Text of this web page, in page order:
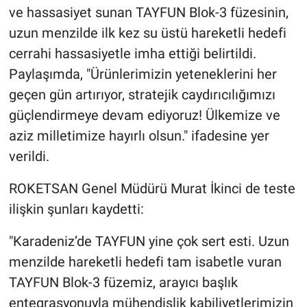
ve hassasiyet sunan TAYFUN Blok-3 füzesinin,
uzun menzilde ilk kez su üstü hareketli hedefi
cerrahi hassasiyetle imha ettiği belirtildi.
Paylaşımda, "Ürünlerimizin yeteneklerini her
geçen gün artırıyor, stratejik caydırıcılığımızı
güçlendirmeye devam ediyoruz! Ülkemize ve
aziz milletimize hayırlı olsun." ifadesine yer
verildi.
ROKETSAN Genel Müdürü Murat İkinci de teste
ilişkin şunları kaydetti:
"Karadeniz’de TAYFUN yine çok sert esti. Uzun
menzilde hareketli hedefi tam isabetle vuran
TAYFUN Blok-3 füzemiz, arayıcı başlık
entegrasyonuyla mühendislik kabiliyetlerimizin